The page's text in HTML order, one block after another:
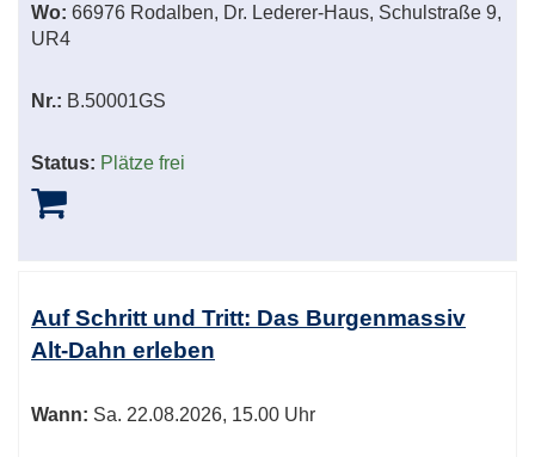
Wo: 66976 Rodalben, Dr. Lederer-Haus, Schulstraße 9,
UR4
Nr.: B.50001GS
Status: Plätze frei
Auf Schritt und Tritt: Das Burgenmassiv
Alt-Dahn erleben
Wann: Sa. 22.08.2026, 15.00 Uhr